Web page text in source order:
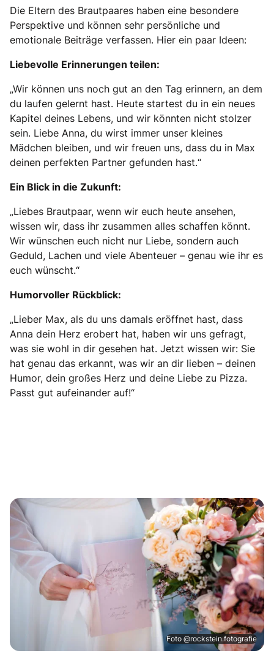
Die Eltern des Brautpaares haben eine besondere
Perspektive und können sehr persönliche und
emotionale Beiträge verfassen. Hier ein paar Ideen:
Liebevolle Erinnerungen teilen:
„Wir können uns noch gut an den Tag erinnern, an dem
du laufen gelernt hast. Heute startest du in ein neues
Kapitel deines Lebens, und wir könnten nicht stolzer
sein. Liebe Anna, du wirst immer unser kleines
Mädchen bleiben, und wir freuen uns, dass du in Max
deinen perfekten Partner gefunden hast.“
Ein Blick in die Zukunft:
„Liebes Brautpaar, wenn wir euch heute ansehen,
wissen wir, dass ihr zusammen alles schaffen könnt.
Wir wünschen euch nicht nur Liebe, sondern auch
Geduld, Lachen und viele Abenteuer – genau wie ihr es
euch wünscht.“
Humorvoller Rückblick:
„Lieber Max, als du uns damals eröffnet hast, dass
Anna dein Herz erobert hat, haben wir uns gefragt,
was sie wohl in dir gesehen hat. Jetzt wissen wir: Sie
hat genau das erkannt, was wir an dir lieben – deinen
Humor, dein großes Herz und deine Liebe zu Pizza.
Passt gut aufeinander auf!“
Foto @rockstein.fotografie